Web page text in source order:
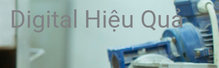
Digital Hiệu Quả